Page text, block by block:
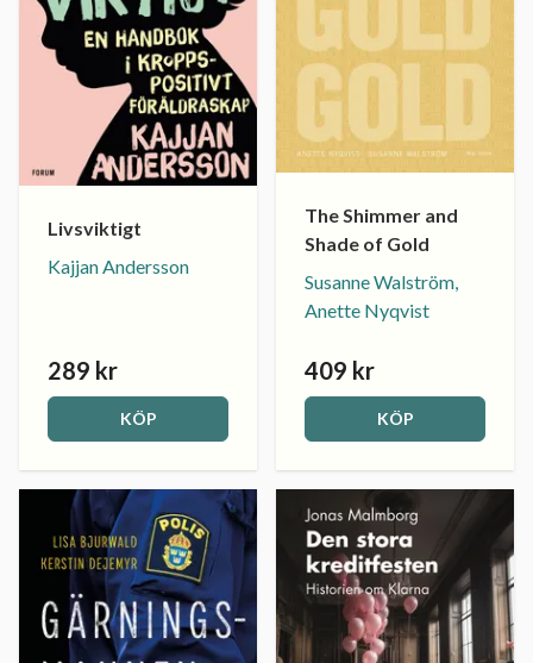
Livsviktigt
Kajjan Andersson
289 kr
KÖP
The Shimmer and
Shade of Gold
Susanne Walström,
Anette Nyqvist
409 kr
KÖP